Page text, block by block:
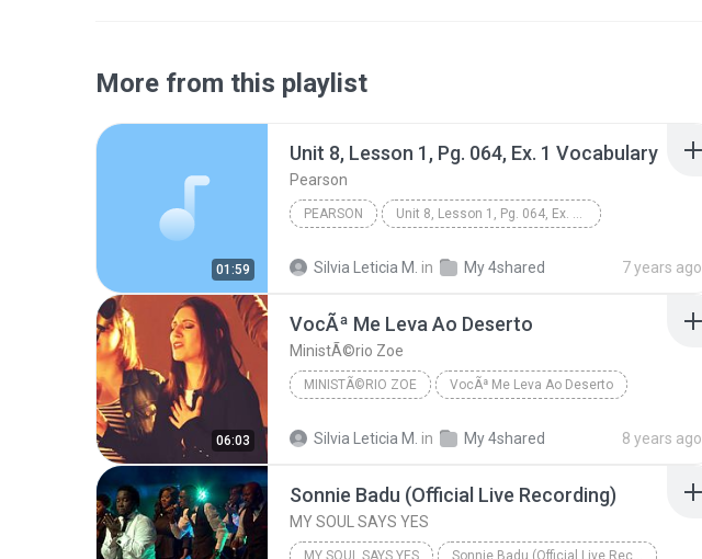
More from this playlist
01:59
Unit 8, Lesson 1, Pg. 064, Ex. 1 Vocabulary
Pearson
PEARSON Unit 8, Lesson 1, Pg. 064, Ex. 1 Vocabulary
Silvia Leticia M. in My 4shared 7 years ago
06:03
VocÃª Me Leva Ao Deserto
MinistÃ©rio Zoe
MINISTÃ©RIO ZOE VocÃª Me Leva Ao Deserto
Silvia Leticia M. in My 4shared 8 years ago
Sonnie Badu (Official Live Recording)
MY SOUL SAYS YES
MY SOUL SAYS YES Sonnie Badu (Official Live Recording)